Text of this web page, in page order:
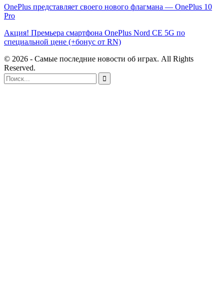
OnePlus представляет своего нового флагмана — OnePlus 10
Pro
Акция! Премьера смартфона OnePlus Nord CE 5G по
специальной цене (+бонус от RN)
© 2026 - Самые последние новости об играх. All Rights
Reserved.